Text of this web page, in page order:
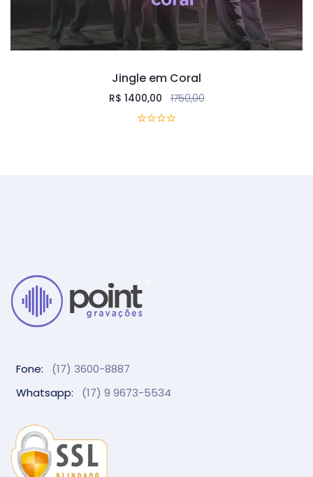
Jingle em Coral
1750,00
R$ 1400,00
Fone:
(17) 3600-8887
Whatsapp:
(17) 9 9673-5534